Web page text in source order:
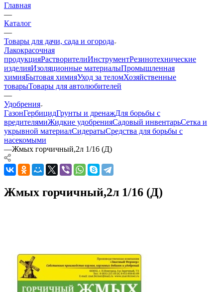
Главная
—
Каталог
—
Товары для дачи, сада и огорода
Лакокрасочная
продукцияРастворителиИнструментРезинотехнические
изделияИзоляционные материалыПромышленная
химияБытовая химияУход за теломХозяйственные
товарыТовары для автолюбителей
—
Удобрения
ГазонГербицидГрунты и дренажДля борьбы с
вредителямиЖидкие удобренияСадовый инвентарьСетка и
укрывной материалСидератыСредства для борьбы с
насекомыми
—Жмых горчичный,2л 1/16 (Д)
Жмых горчичный,2л 1/16 (Д)